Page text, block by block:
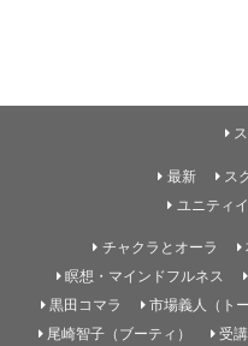
最新 ス
ユニティ
チャクラとオーラ
瞑想・マインドフルネス
黒田コマラ
市場義人（ト
尾崎智子（ブーティ）
受